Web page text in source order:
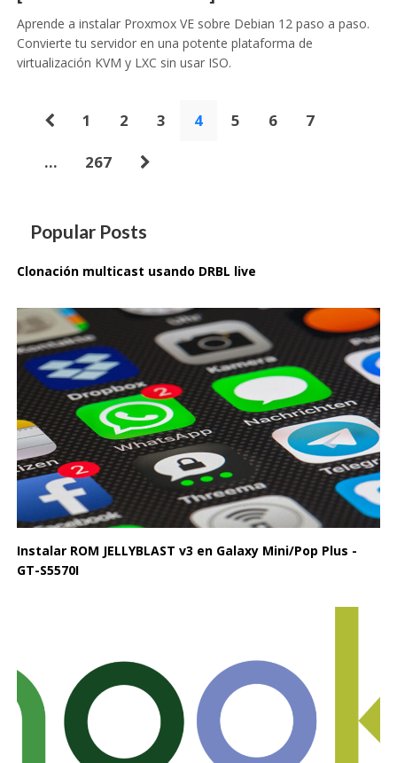
Aprende a instalar Proxmox VE sobre Debian 12 paso a paso.
Convierte tu servidor en una potente plataforma de
virtualización KVM y LXC sin usar ISO.
Paginación
entradas
1 2 3 4 5 6 7
… 267
Popular Posts
Clonación multicast usando DRBL live
Instalar ROM JELLYBLAST v3 en Galaxy Mini/Pop Plus -
GT-S5570I